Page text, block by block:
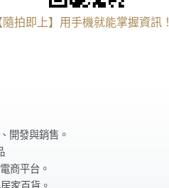
隨拍即上】用手機就能掌握資訊！
開發與銷售。
商平台。